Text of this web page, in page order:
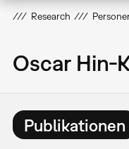
Research
Oscar Hin-
Publikationen